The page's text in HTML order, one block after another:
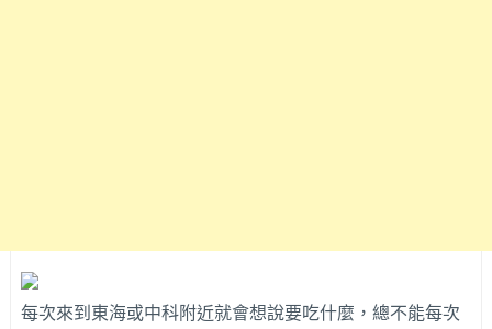
每次來到東海或中科附近就會想說要吃什麼，總不能每次